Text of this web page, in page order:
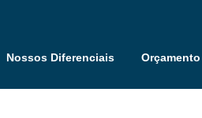
Nossos Diferenciais Orçamento